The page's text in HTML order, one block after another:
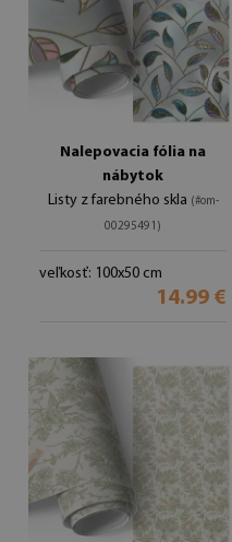
Nalepovacia fólia na
nábytok
Listy z farebného skla (#om-
00295491)
veľkosť: 100x50 cm
14.99 €